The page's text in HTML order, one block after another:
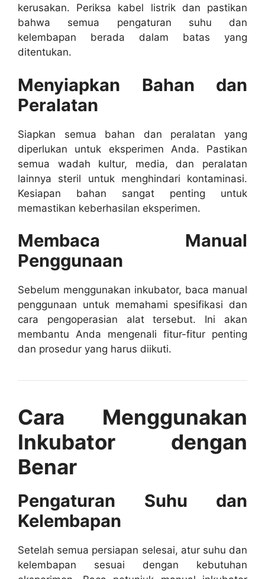
kerusakan. Periksa kabel listrik dan pastikan
bahwa semua pengaturan suhu dan
kelembapan berada dalam batas yang
ditentukan.
Menyiapkan Bahan dan
Peralatan
Siapkan semua bahan dan peralatan yang
diperlukan untuk eksperimen Anda. Pastikan
semua wadah kultur, media, dan peralatan
lainnya steril untuk menghindari kontaminasi.
Kesiapan bahan sangat penting untuk
memastikan keberhasilan eksperimen.
Membaca Manual
Penggunaan
Sebelum menggunakan inkubator, baca manual
penggunaan untuk memahami spesifikasi dan
cara pengoperasian alat tersebut. Ini akan
membantu Anda mengenali fitur-fitur penting
dan prosedur yang harus diikuti.
Cara Menggunakan
Inkubator dengan
Benar
Pengaturan Suhu dan
Kelembapan
Setelah semua persiapan selesai, atur suhu dan
kelembapan sesuai dengan kebutuhan